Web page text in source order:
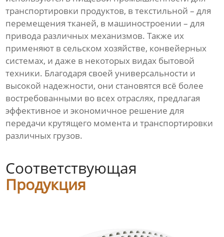
транспортировки продуктов, в текстильной – для
перемещения тканей, в машиностроении – для
привода различных механизмов. Также их
применяют в сельском хозяйстве, конвейерных
системах, и даже в некоторых видах бытовой
техники. Благодаря своей универсальности и
высокой надежности, они становятся всё более
востребованными во всех отраслях, предлагая
эффективное и экономичное решение для
передачи крутящего момента и транспортировки
различных грузов.
Соответствующая
Продукция